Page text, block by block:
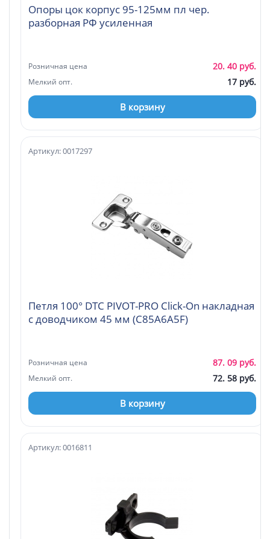
Опоры цок корпус 95-125мм пл чер.
разборная РФ усиленная
Розничная цена 20. 40 руб.
Мелкий опт. 17 руб.
В корзину
Петля 100° DTC PIVOT-PRO Click-On накладная
с доводчиком 45 мм (C85A6A5F)
Артикул: 0017297
Розничная цена 87. 09 руб.
Мелкий опт. 72. 58 руб.
В корзину
Артикул: 0016811